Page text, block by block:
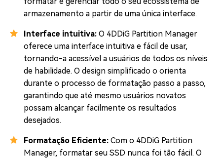
armazenamento a partir de uma única interface.
Interface intuitiva: O 4DDiG Partition Manager
oferece uma interface intuitiva e fácil de usar,
tornando-a acessível a usuários de todos os níveis
de habilidade. O design simplificado o orienta
durante o processo de formatação passo a passo,
garantindo que até mesmo usuários novatos
possam alcançar facilmente os resultados
desejados.
Formatação Eficiente: Com o 4DDiG Partition
Manager, formatar seu SSD nunca foi tão fácil. O